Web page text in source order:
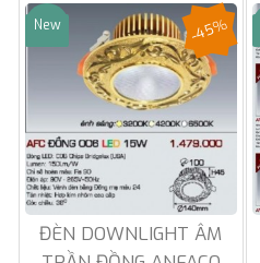
Sale
New
ĐÈN DOWNLIGHT ÂM
-45%